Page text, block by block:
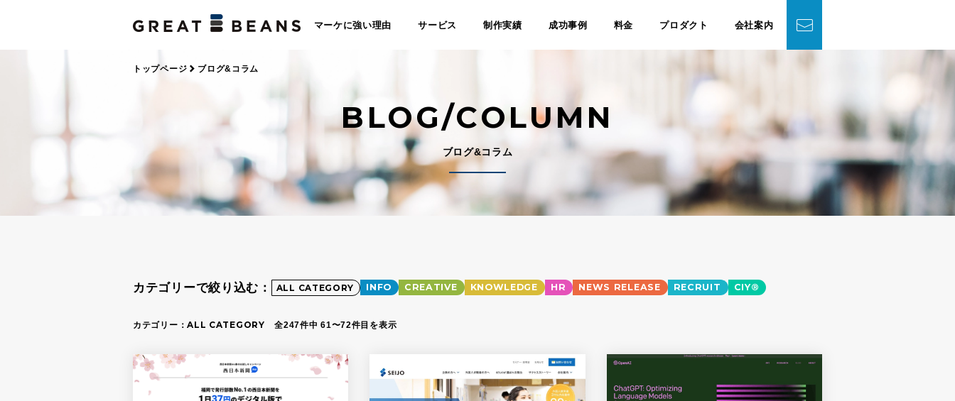
マーケに強い理由 サービス 制作実績 成功事例 料金 プロダクト 会社案内
トップページ ブログ&コラム
BLOG/COLUMN
ブログ&コラム
カテゴリーで絞り込む： ALL CATEGORY INFO CREATIVE KNOWLEDGE HR NEWS RELEASE RECRUIT CIY®
カテゴリー：ALL CATEGORY 全247件中 61〜72件目を表示